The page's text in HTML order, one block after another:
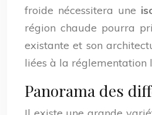
froide nécessitera une
région chaude pourra
existante et son
liées à la réglementation
Panorama des